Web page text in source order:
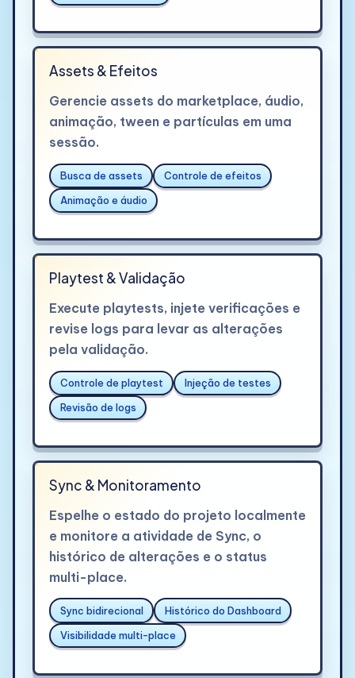
Assets & Efeitos
Gerencie assets do marketplace, áudio,
animação, tween e partículas em uma
sessão.
Busca de assets Controle de efeitos
Animação e áudio
Playtest & Validação
Execute playtests, injete verificações e
revise logs para levar as alterações
pela validação.
Controle de playtest Injeção de testes
Revisão de logs
Sync & Monitoramento
Espelhe o estado do projeto localmente
e monitore a atividade de Sync, o
histórico de alterações e o status
multi-place.
Sync bidirecional Histórico do Dashboard
Visibilidade multi-place